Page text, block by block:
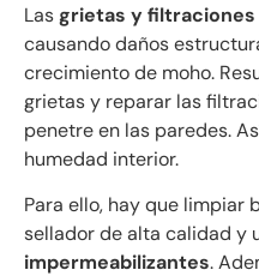
Lasgrietas y filtraciones
causando daños
crecimiento de moho.
grietas y reparar las
penetre en las paredes.
humedad interior.
Para ello, hay que limpiar
sellador de alta calidad y
impermeabilizantes.